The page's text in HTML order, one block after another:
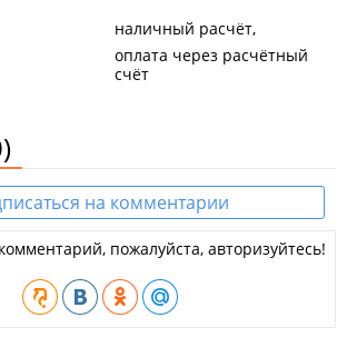
наличный расчёт
оплата через расчётный
счёт
на комментарии
пожалуйста, авторизуйтесь!